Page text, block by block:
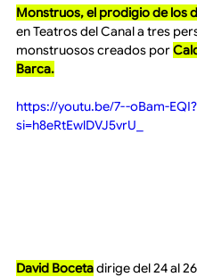
Monstruos, el prodigio de los
en Teatros del Canal a tres
monstruosos creados por
Barca.
https://youtu.be/7--oBam-EQI?
si=h8eRtEwlDVJ5vrU_
David Boceta dirige del 24 al